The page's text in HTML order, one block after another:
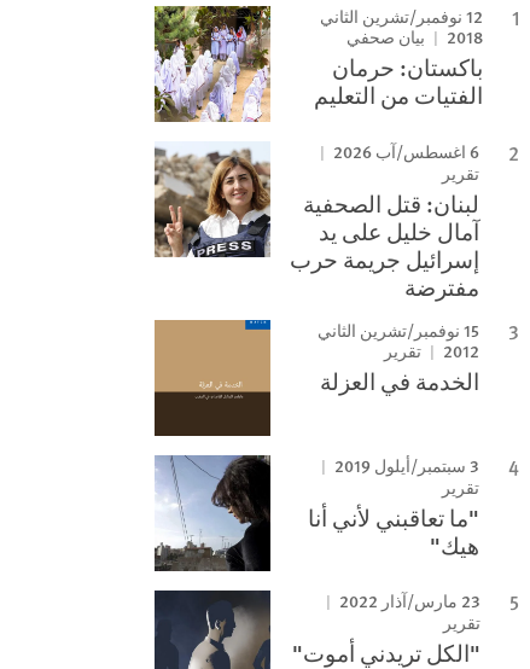
12 نوفمبر/تشرين الثاني
2018
بيان صحفي
باكستان: حرمان
الفتيات من التعليم
6 اغسطس/آب 2026
تقرير
لبنان: قتل الصحفية
آمال خليل على يد
إسرائيل جريمة حرب
مفترضة
15 نوفمبر/تشرين الثاني
2012
تقرير
الخدمة في العزلة
3 سبتمبر/أيلول 2019
تقرير
"ما تعاقبني لأني أنا
هيك"
23 مارس/آذار 2022
تقرير
"الكل تريدني أموت"